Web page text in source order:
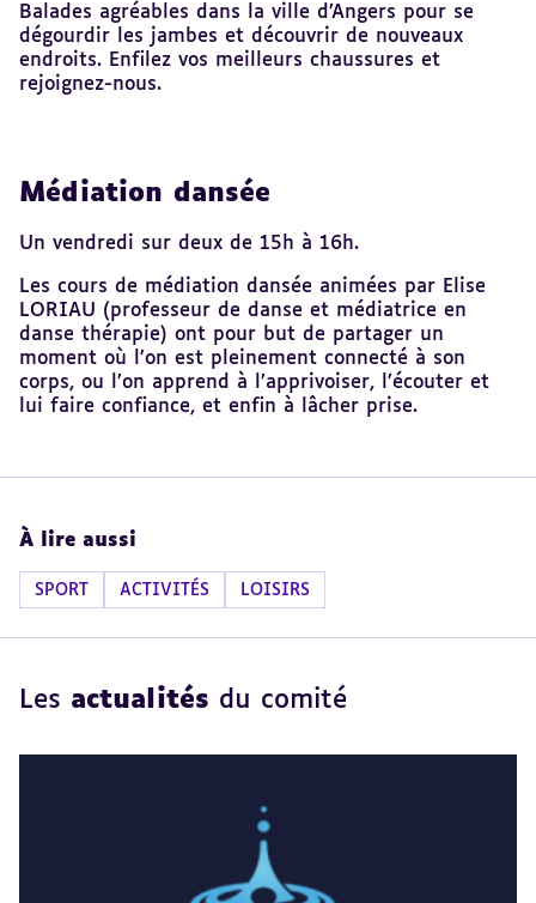
Balades agréables dans la ville d’Angers pour se
dégourdir les jambes et découvrir de nouveaux
endroits. Enfilez vos meilleurs chaussures et
rejoignez-nous.
Médiation dansée
Un vendredi sur deux de 15h à 16h.
Les cours de médiation dansée animées par Elise
LORIAU (professeur de danse et médiatrice en
danse thérapie) ont pour but de partager un
moment où l’on est pleinement connecté à son
corps, ou l’on apprend à l’apprivoiser, l’écouter et
lui faire confiance, et enfin à lâcher prise.
À lire aussi
SPORT ACTIVITÉS LOISIRS
Les actualités du comité